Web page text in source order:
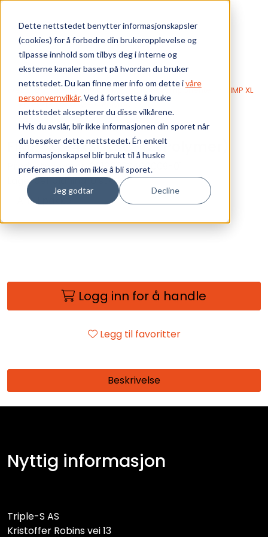
Dette nettstedet benytter informasjonskapsler
(cookies) for å forbedre din brukeropplevelse og
tilpasse innhold som tilbys deg i interne og
eksterne kanaler basert på hvordan du bruker
nettstedet. Du kan finne mer info om dette ivåre
personvernvilkår. Ved å fortsette å bruke
nettstedet aksepterer du disse vilkårene.
Hvis du avslår, blir ikke informasjonen din sporet når
du besøker dette nettstedet. Én enkelt
informasjonskapsel blir brukt til å huske
preferansen din om ikke å bli sporet.
Jeg godtar Decline
Skip to main content
Webshop EKS Fiberoptikk Passive komponenter
FIMP XL
FIMP-XL-4xSC/SC-D (Polymer)
FIMP-XL-4xSC/SC-D (Polymer)
Produktnummer:06100223400009-01
Lagerbeholdning:0 stk
Ant. i pakke: 1
Logg inn for å handle
Legg til favoritter
Beskrivelse
Nyttig informasjon
Triple-S AS
Kristoffer Robins vei 13
Bærekraft
Vi tilbyr
Ressurser
Om oss